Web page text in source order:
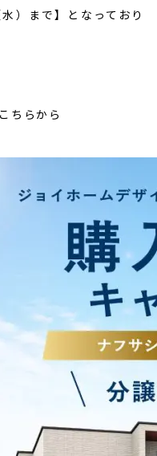
）まで】となっており
ちらから